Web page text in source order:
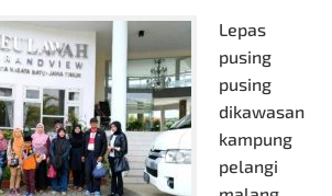
Lepas
pusing
pusing
dikawasan
kampung
pelangi